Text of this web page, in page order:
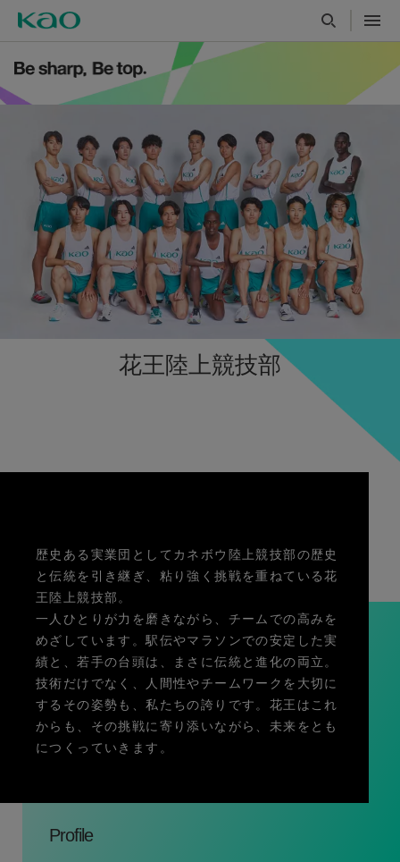
花王陸上競技部
歴史ある実業団としてカネボウ陸上競技部の歴史
と伝統を引き継ぎ、粘り強く挑戦を重ねている花
王陸上競技部。
一人ひとりが力を磨きながら、チームでの高みを
めざしています。駅伝やマラソンでの安定した実
績と、若手の台頭は、まさに伝統と進化の両立。
技術だけでなく、人間性やチームワークを大切に
するその姿勢も、私たちの誇りです。花王はこれ
からも、その挑戦に寄り添いながら、未来をとも
につくっていきます。
Profile